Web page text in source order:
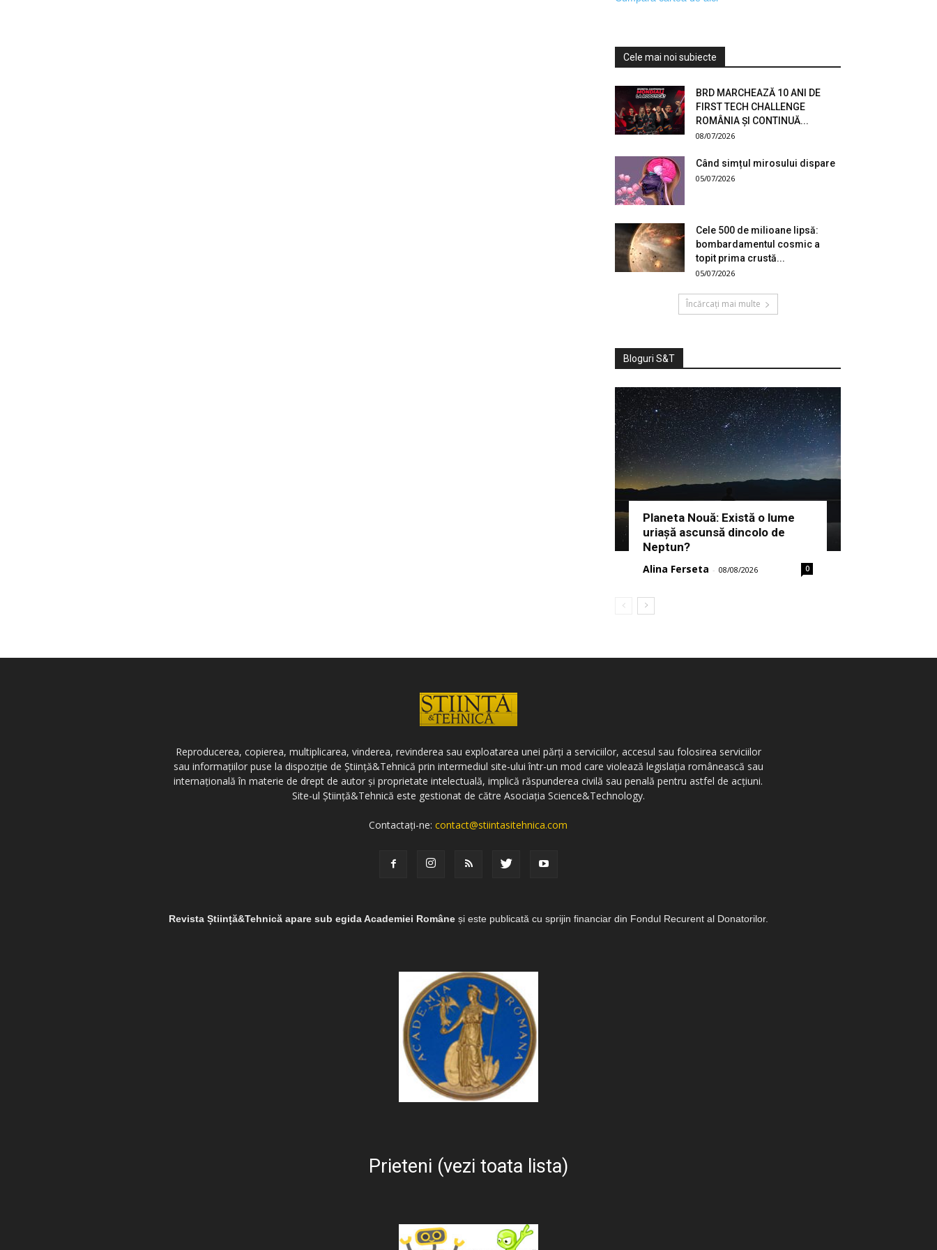
Cele mai noi subiecte
BRD MARCHEAZĂ 10 ANI DE
FIRST TECH CHALLENGE
ROMÂNIA ȘI CONTINUĂ...
08/07/2026
Când simțul mirosului dispare
05/07/2026
Cele 500 de milioane lipsă:
bombardamentul cosmic a
topit prima crustă...
05/07/2026
Încărcați mai multe
Bloguri S&T
Planeta Nouă: Există o lume
uriașă ascunsă dincolo de
Neptun?
Alina Ferseta - 08/08/2026 0
Reproducerea, copierea, multiplicarea, vinderea, revinderea sau exploatarea unei părți a serviciilor, accesul sau folosirea serviciilor
sau informațiilor puse la dispoziție de Știință&Tehnică prin intermediul site-ului într-un mod care violează legislația românească sau
internațională în materie de drept de autor și proprietate intelectuală, implică răspunderea civilă sau penală pentru astfel de acțiuni.
Site-ul Știință&Tehnică este gestionat de către Asociația Science&Technology.
Contactați-ne:contact@stiintasitehnica.com
Revista Știință&Tehnică apare sub egida Academiei Române și este publicată cu sprijin financiar din Fondul Recurent al Donatorilor.
Prieteni (vezi toata lista)